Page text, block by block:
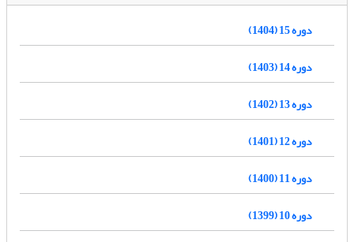
دوره 15 (1404)
دوره 14 (1403)
دوره 13 (1402)
دوره 12 (1401)
دوره 11 (1400)
دوره 10 (1399)